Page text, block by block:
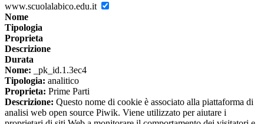
www.scuolalabico.edu.it
Nome
Tipologia
Proprieta
Descrizione
Durata
Nome: _pk_id.1.3ec4
Tipologia: analitico
Proprieta: Prime Parti
Descrizione: Questo nome di cookie è associato alla piattaforma di
analisi web open source Piwik. Viene utilizzato per aiutare i